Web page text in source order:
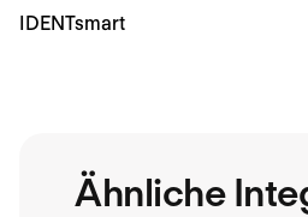
IDENTsmart
Ähnliche